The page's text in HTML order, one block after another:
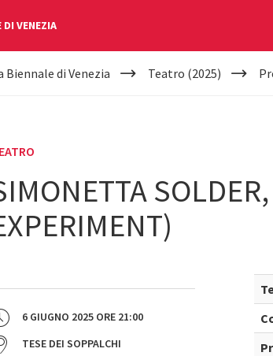
DI VENEZIA
Biennale di Venezia Teatro (2025)
6 GIUGNO 2025 ORE 21:00
TESE DEI SOPPALCHI